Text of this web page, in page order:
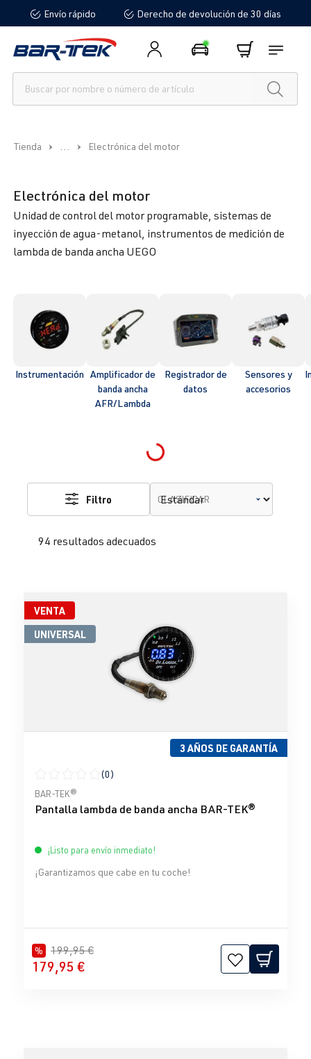
principalEnvío rápido Derecho de devolución de 30 días
Tienda ... Electrónica del motor
Electrónica del motor
Unidad de control del motor programable, sistemas de
inyección de agua-metanol, instrumentos de medición de
lambda de banda ancha UEGO
Instrumentación Amplificador de
banda ancha
AFR/Lambda
Registrador de
datos
Sensores y
accesorios
Loading...
94 resultados adecuados
Filtro CLASIFICAR
VENTA
UNIVERSAL
3 AÑOS DE GARANTÍA
Calificación promedio de 0 de 5 estrellas
(0)
BAR-TEK®
Pantalla lambda de banda ancha BAR-TEK®
¡Listo para envío inmediato!
¡Garantizamos que cabe en tu coche!
% 199,95 €
179,95 €